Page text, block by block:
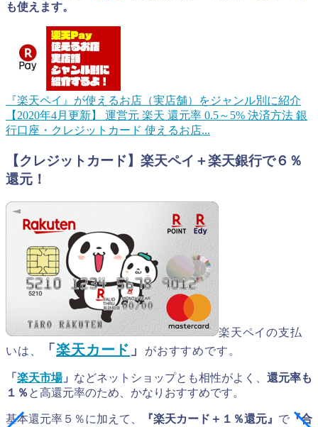
も使えます。
『楽天ペイ』が使えるお店（実店舗）をジャンル別に紹介
【2020年4月更新】
運営元 楽天 還元率 0.5～5% 決済方法 銀
行口座・クレジットカード 使えるお店...
【クレジットカード】楽天ペイ＋楽天銀行で６％
還元！
楽天ペイの支払
いは、
「楽天カード 」 がおすすめです。
「 楽天市場」 などネットショップとも相性がよく、 還元率も
１％ と高還元率のため、かなりおすすめです。
基本還元率５％に加えて、 『楽天カード＋１％還元』 で 『合